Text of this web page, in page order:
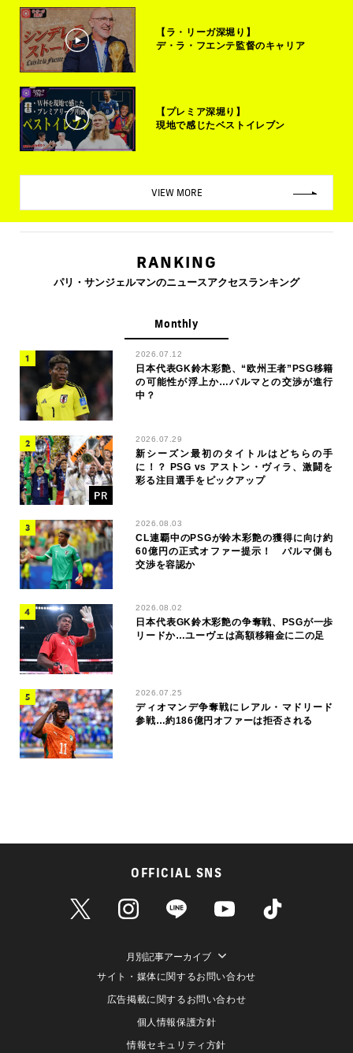
【ラ・リーガ深堀り】
デ・ラ・フエンテ監督のキャリア
【プレミア深堀り】
現地で感じたベストイレブン
VIEW MORE
RANKING
パリ・サンジェルマンのニュースアクセスランキング
Monthly
2026.07.12
日本代表GK鈴木彩艶、“欧州王者”PSG移籍
の可能性が浮上か…パルマとの交渉が進行
中？
2026.07.29
新シーズン最初のタイトルはどちらの手
に！？ PSG vs アストン・ヴィラ、激闘を
彩る注目選手をピックアップ
2026.08.03
CL連覇中のPSGが鈴木彩艶の獲得に向け約
60億円の正式オファー提示！ パルマ側も
交渉を容認か
2026.08.02
日本代表GK鈴木彩艶の争奪戦、PSGが一歩
リードか…ユーヴェは高額移籍金に二の足
2026.07.25
ディオマンデ争奪戦にレアル・マドリード
参戦…約186億円オファーは拒否される
OFFICIAL SNS
月別記事アーカイブ
サイト・媒体に関するお問い合わせ
広告掲載に関するお問い合わせ
個人情報保護方針
情報セキュリティ方針